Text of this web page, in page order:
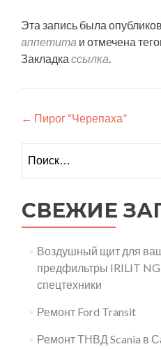
Эта запись была
аппетита и отмечена
Закладка ссылка.
Навигация
по
записям
← Пирог “Черепаха”
СВЕЖИЕ
Воздушный щит для
предфильтры IRILIT
спецтехники
Ремонт Ford Transit
Ремонт ТНВД Scania в